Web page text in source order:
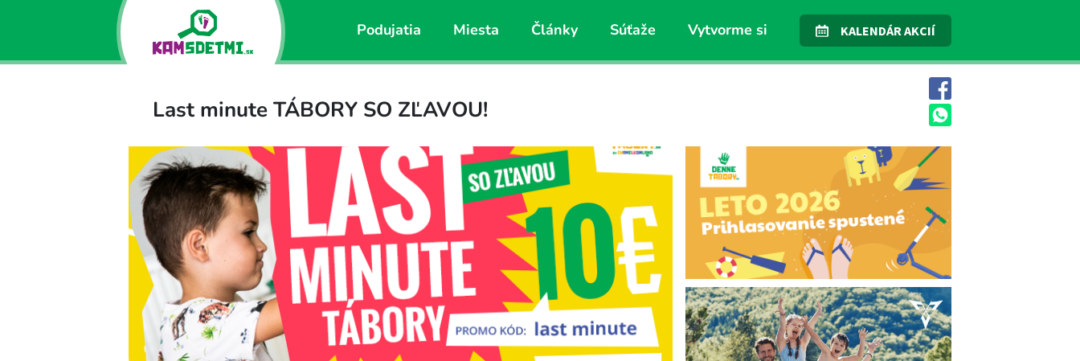
Podujatia Miesta Články Súťaže Vytvorme si KALENDÁR AKCIÍ
Last minute TÁBORY SO ZĽAVOU!